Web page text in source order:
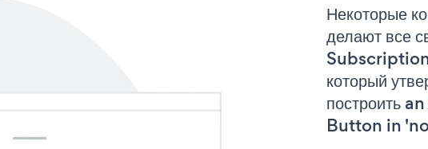
Некоторые
делают все
который
построить
Button in